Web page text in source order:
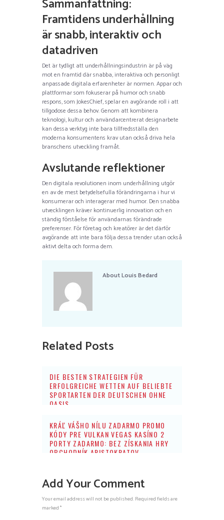
Sammanfattning:
Framtidens underhållning
är snabb, interaktiv och
datadriven
Det är tydligt att underhållningsindustrin är på väg
mot en framtid där snabba, interaktiva och personligt
anpassade digitala erfarenheter är normen. Appar och
plattformar som fokuserar på humor och snabb
respons, som JokesChief, spelar en avgörande roll i att
tillgodose dessa behov. Genom att kombinera
teknologi, kultur och användarcentrerat designarbete
kan dessa verktyg inte bara tillfredsställa den
moderna konsumentens krav utan också driva hela
branschens utveckling framåt.
Avslutande reflektioner
Den digitala revolutionen inom underhållning utgör
en av de mest betydelsefulla förändringarna i hur vi
konsumerar och interagerar med humor. Den snabba
utvecklingen kräver kontinuerlig innovation och en
ständig förståelse för användarnas förändrade
preferenser. För företag och kreatörer är det därför
avgörande att inte bara följa dessa trender utan också
aktivt delta och forma dem.
AboutLouis Bedard
Related Posts
DIE BESTEN STRATEGIEN FÜR
ERFOLGREICHE WETTEN AUF BELIEBTE
SPORTARTEN DER DEUTSCHEN OHNE
OASIS
KRÁĽ VÁŠHO NÍLU ZADARMO PROMO
KÓDY PRE VULKAN VEGAS KASÍNO 2
PORTY ZADARMO: BEZ ZÍSKANIA HRY
OBCHODNÍK ARISTOKRATOV
Add Your Comment
Your email address will not be published. Required fields are
marked *